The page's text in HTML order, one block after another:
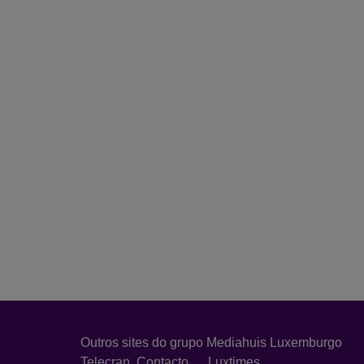
Outros sites do grupo Mediahuis Luxemburgo